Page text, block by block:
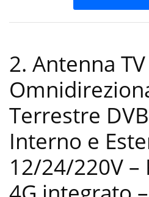
2. Antenna TV
Terrestre
Interno e
12/24/220V –